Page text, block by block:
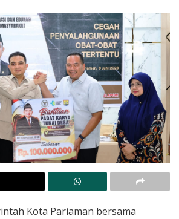
Kota Pariaman bersama